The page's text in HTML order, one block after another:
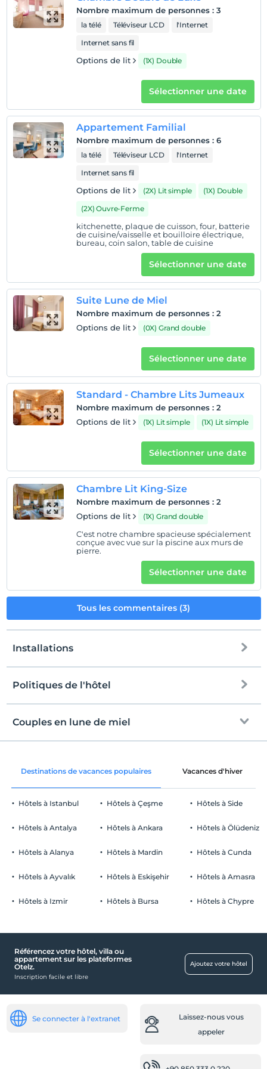
Afficher sur la
Politiques de l'hôtel
Vérifier
Avant 12:00
animaux
chambres non fumeur
Les bébés de moins de 2 ne sont pas facturés
1 enfant(s) jusqu'à l'âge de 6 ans par chambre n'est/ne
Nombre maximum de personnes : 3
la télé Téléviseur LCD
l'Internet
Internet sans fil
Options de lit (1X) Double
Sélectionner une date
Appartement Familial
Nombre maximum de personnes : 6
la télé Téléviseur LCD
l'Internet
Internet sans fil
Options de lit (2X) Lit simple
(1X) Double
(2X) Ouvre-Ferme
kitchenette, plaque de cuisson, four, batterie
de cuisine/vaisselle et bouilloire électrique,
bureau, coin salon, table de cuisine
Sélectionner une date
Suite Lune de Miel
Nombre maximum de personnes : 2
Options de lit
(0X) Grand double
Sélectionner une date
Standard - Chambre Lits Jumeaux
Nombre maximum de personnes : 2
Options de lit
(1X) Lit simple (1X) Lit simple
Sélectionner une date
Chambre Lit King-Size
Nombre maximum de personnes : 2
Options de lit
(1X) Grand double
C'est notre chambre spacieuse spécialement
conçue avec vue sur la piscine aux murs de
pierre.
Sélectionner une date
Tous les commentaires (3)
Installations
Libérer wifi
chambres
Stationnement (sur place)
Cliquez pour voir les remarques spéciales.
lit bébé
chaise bébé au restaurant
Autre
Restaurant (Buffet Ouvert)
Politiques de l'hôtel
enregistrement
Après 14:00
Vérifier
animaux
enfants
1 enfant(s) jusqu'à l'âge de 6 ans par chambre n'est/ne sont pas
facturé(s)
Couples en lune de miel
décoration de la chambre
Corbeille de fruits dans la chambre
Destinations de vacances populaires Vacances d'hiver
Hôtels à Istanbul
Hôtels à Antalya
Hôtels à Alanya
Hôtels à Ayvalık
Hôtels à Izmir
Hôtels à Çeşme
Hôtels à Ankara
Hôtels à Mardin
Hôtels à Eskişehir
Hôtels à Bursa
Hôtels à Side
Hôtels à Ölüdeniz
Hôtels à Cunda
Hôtels à Amasra
Hôtels à Chypre
Référencez votre hôtel, villa ou
appartement sur les plateformes
Otelz.
Inscription facile et libre
Ajoutez votre hôtel
Se connecter à l'extranet
Laissez-nous vous
appeler